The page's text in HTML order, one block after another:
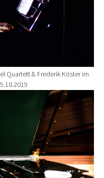
Quartett & Frederik Köster im